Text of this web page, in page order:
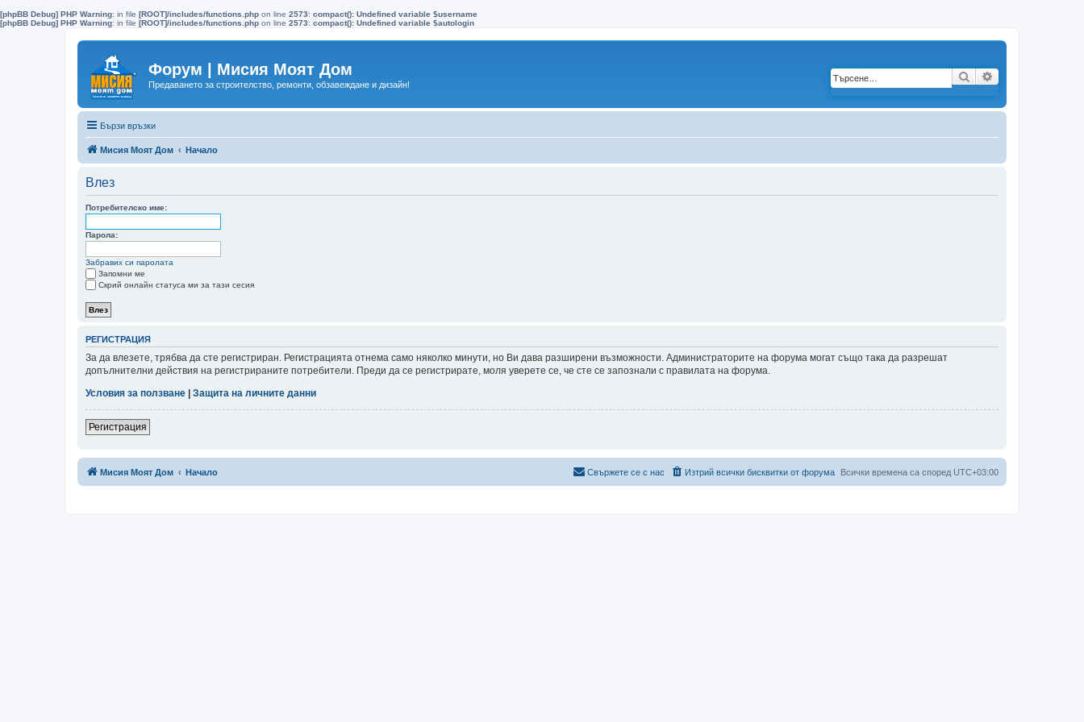
[phpBB Debug] PHP Warning: in file [ROOT]/includes/functions.php on line 2573: compact(): Undefined variable $username
[phpBB Debug] PHP Warning: in file [ROOT]/includes/functions.php on line 2573: compact(): Undefined variable $autologin
Форум | Мисия Моят Дом
Предаването за строителство, ремонти, обзавеждане и дизайн! Търсене
Бързи връзки
Мисия Моят Дом Начало
Влез
Потребителско име:
Парола:
Забравих си паролата
Запомни ме
Скрий онлайн статуса ми за тази сесия
РЕГИСТРАЦИЯ
За да влезете, трябва да сте регистриран. Регистрацията отнема само няколко минути, но Ви дава разширени възможности. Администраторите на форума могат също така да разрешат
допълнителни действия на регистрираните потребители. Преди да се регистрирате, моля уверете се, че сте се запознали с правилата на форума.
Условия за ползване
Защита на личните данни
Регистрация
Мисия Моят Дом Начало Всички времена са според UTC+03:00
Изтрий всички бисквитки от форума
Свържете се с нас